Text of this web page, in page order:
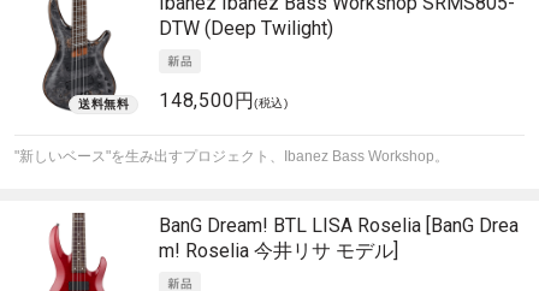
DTW (Deep Twilight)
148,500円(税込)
"新しいベース"を生み出すプロジェクト、Ibanez Bass Workshop。
BanG Dream! BTL LISA Roselia [BanG Drea
m! Roselia 今井リサ モデル]